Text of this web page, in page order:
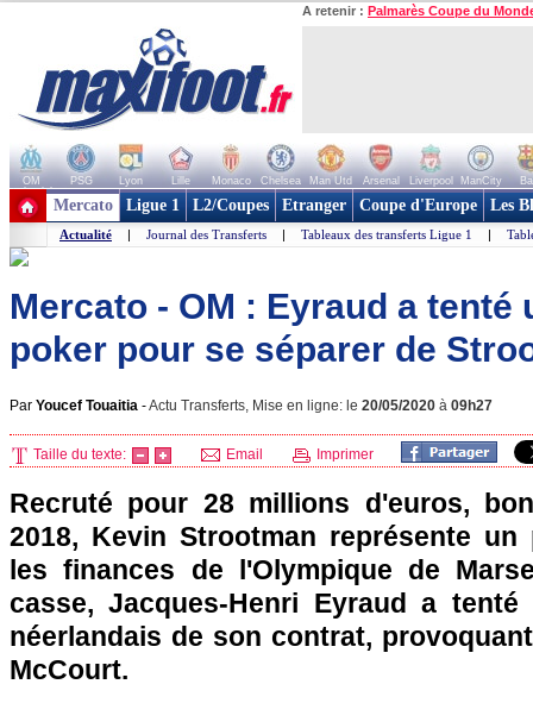
A retenir : Palmarès Coupe du
OM PSG Lyon Lille Monaco Chelsea Man Utd Arsenal Liverpool ManCity
+ de clubs
Mercato Ligue 1 L2/Coupes Etranger Coupe d'Europe Les
Actualité | Journal des Transferts | Tableaux des transferts Ligue 1 |
Mercato - OM : Eyraud a tenté
poker pour se séparer de
Par Youcef Touaitia -Actu Transferts, Mise en ligne: le 20/05/2020 à 09h27
Taille du texte: Email Imprimer
Recruté pour 28 millions d'euros,
2018, Kevin Strootman représente
les finances de l'Olympique de
casse, Jacques-Henri Eyraud a
néerlandais de son contrat,
McCourt.